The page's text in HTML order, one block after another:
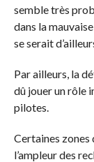
semble très
dans la
se serait
Par ailleurs, la
dû jouer un rôle
pilotes.
Certaines zones
l’ampleur des